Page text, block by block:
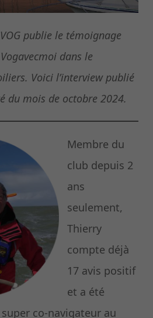
publie le témoignage
dans le
Voici l’interview publié
du mois de octobre 2024.
Membre du
club depuis 2
ans
seulement,
Thierry
compte déjà
17 avis positif
et a été
co-navigateur au